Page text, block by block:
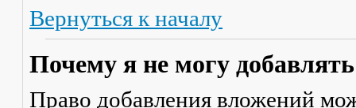
Вернуться к началу
Почему я не могу
Право добавления вложений